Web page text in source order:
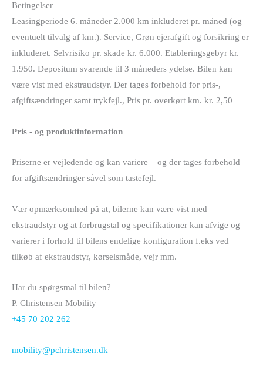
Betingelser
Leasingperiode 6. måneder 2.000 km inkluderet pr. måned (og
eventuelt tilvalg af km.). Service, Grøn ejerafgift og forsikring er
inkluderet. Selvrisiko pr. skade kr. 6.000. Etableringsgebyr kr.
1.950. Depositum svarende til 3 måneders ydelse. Bilen kan
være vist med ekstraudstyr. Der tages forbehold for pris-,
afgiftsændringer samt trykfejl., Pris pr. overkørt km. kr. 2,50
Pris - og produktinformation
Priserne er vejledende og kan variere – og der tages forbehold
for afgiftsændringer såvel som tastefejl.
Vær opmærksomhed på at, bilerne kan være vist med
ekstraudstyr og at forbrugstal og specifikationer kan afvige og
varierer i forhold til bilens endelige konfiguration f.eks ved
tilkøb af ekstraudstyr, kørselsmåde, vejr mm.
Har du spørgsmål til bilen?
P. Christensen Mobility
+45 70 202 262
mobility@pchristensen.dk